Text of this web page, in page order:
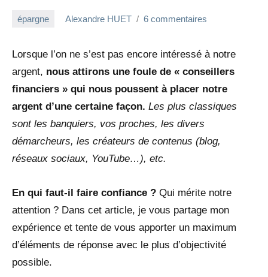
épargne
2022
Alexandre HUET 6 commentaires
Lorsque l’on ne s’est pas encore intéressé à notre
argent, nous attirons une foule de « conseillers
financiers » qui nous poussent à placer notre
argent d’une certaine façon. Les plus classiques
sont les banquiers, vos proches, les divers
démarcheurs, les créateurs de contenus (blog,
réseaux sociaux, YouTube…), etc.
En qui faut-il faire confiance ? Qui mérite notre
attention ? Dans cet article, je vous partage mon
expérience et tente de vous apporter un maximum
d’éléments de réponse avec le plus d’objectivité
possible.